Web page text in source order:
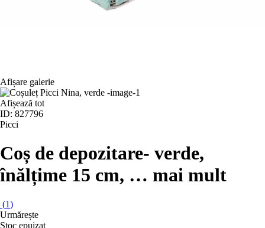
Afișare galerie
Afișează tot
ID: 827796
Picci
Coș de depozitare- verde,
înălțime 15 cm, … mai mult
(1)
Urmărește
Stoc epuizat